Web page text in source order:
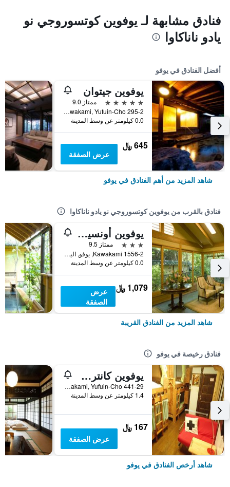
فنادق مشابهة لـ يوفوين كوتسوروجي نو
يادو ناناكاوا
أفضل الفنادق في يوفو
يوفوين جيتوان
5 نجوم
ممتاز 9.0
295-2 Kawakami, Yufuin-Cho, يوفو, اليابان
0.0 كيلومتر عن وسط المدينة
645 ﷼
عرض الصفقة
شاهد المزيد من أهم الفنادق في يوفو
فنادق بالقرب من يوفوين كوتسوروجي نو يادو ناناكاوا
يوفوين أونسين ريوتاي تانوكورا
3 نجوم
ممتاز 9.5
1556-2 Kawakami, يوفو, اليابان
0.0 كيلومتر عن وسط المدينة
1,079 ﷼
عرض
الصفقة
شاهد المزيد من الفنادق القريبة
فنادق رخيصة في يوفو
يوفوين كانتري رود يوث هوستل
441-29 Kawakami, Yufuin-Cho, يوفو, اليابان
1.4 كيلومتر عن وسط المدينة
167 ﷼
عرض الصفقة
شاهد أرخص الفنادق في يوفو